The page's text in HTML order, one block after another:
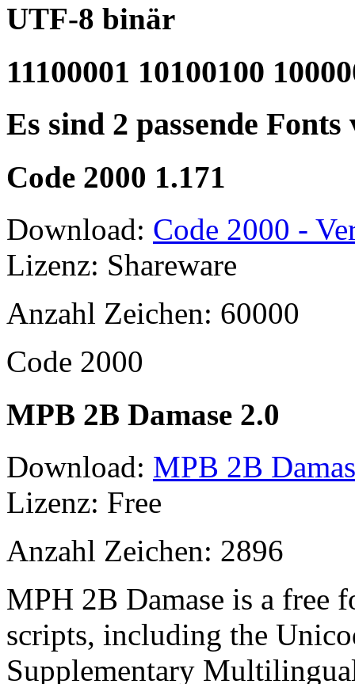
UTF-8 binär
11100001 10100100
Es sind 2 passende
Code 2000 1.171
Download: Code 2000 -
Lizenz: Shareware
Anzahl Zeichen: 60000
Code 2000
MPB 2B Damase 2.0
Download: MPB 2B
Lizenz: Free
Anzahl Zeichen: 2896
MPH 2B Damase is a free
scripts, including the
Supplementary